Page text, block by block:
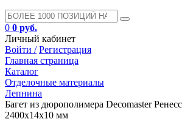
0 0 руб.
Личный кабинет
Войти / Регистрация
Главная страница
Каталог
Отделочные материалы
Лепнина
Багет из дюрополимера Decomaster
2400х14х10 мм